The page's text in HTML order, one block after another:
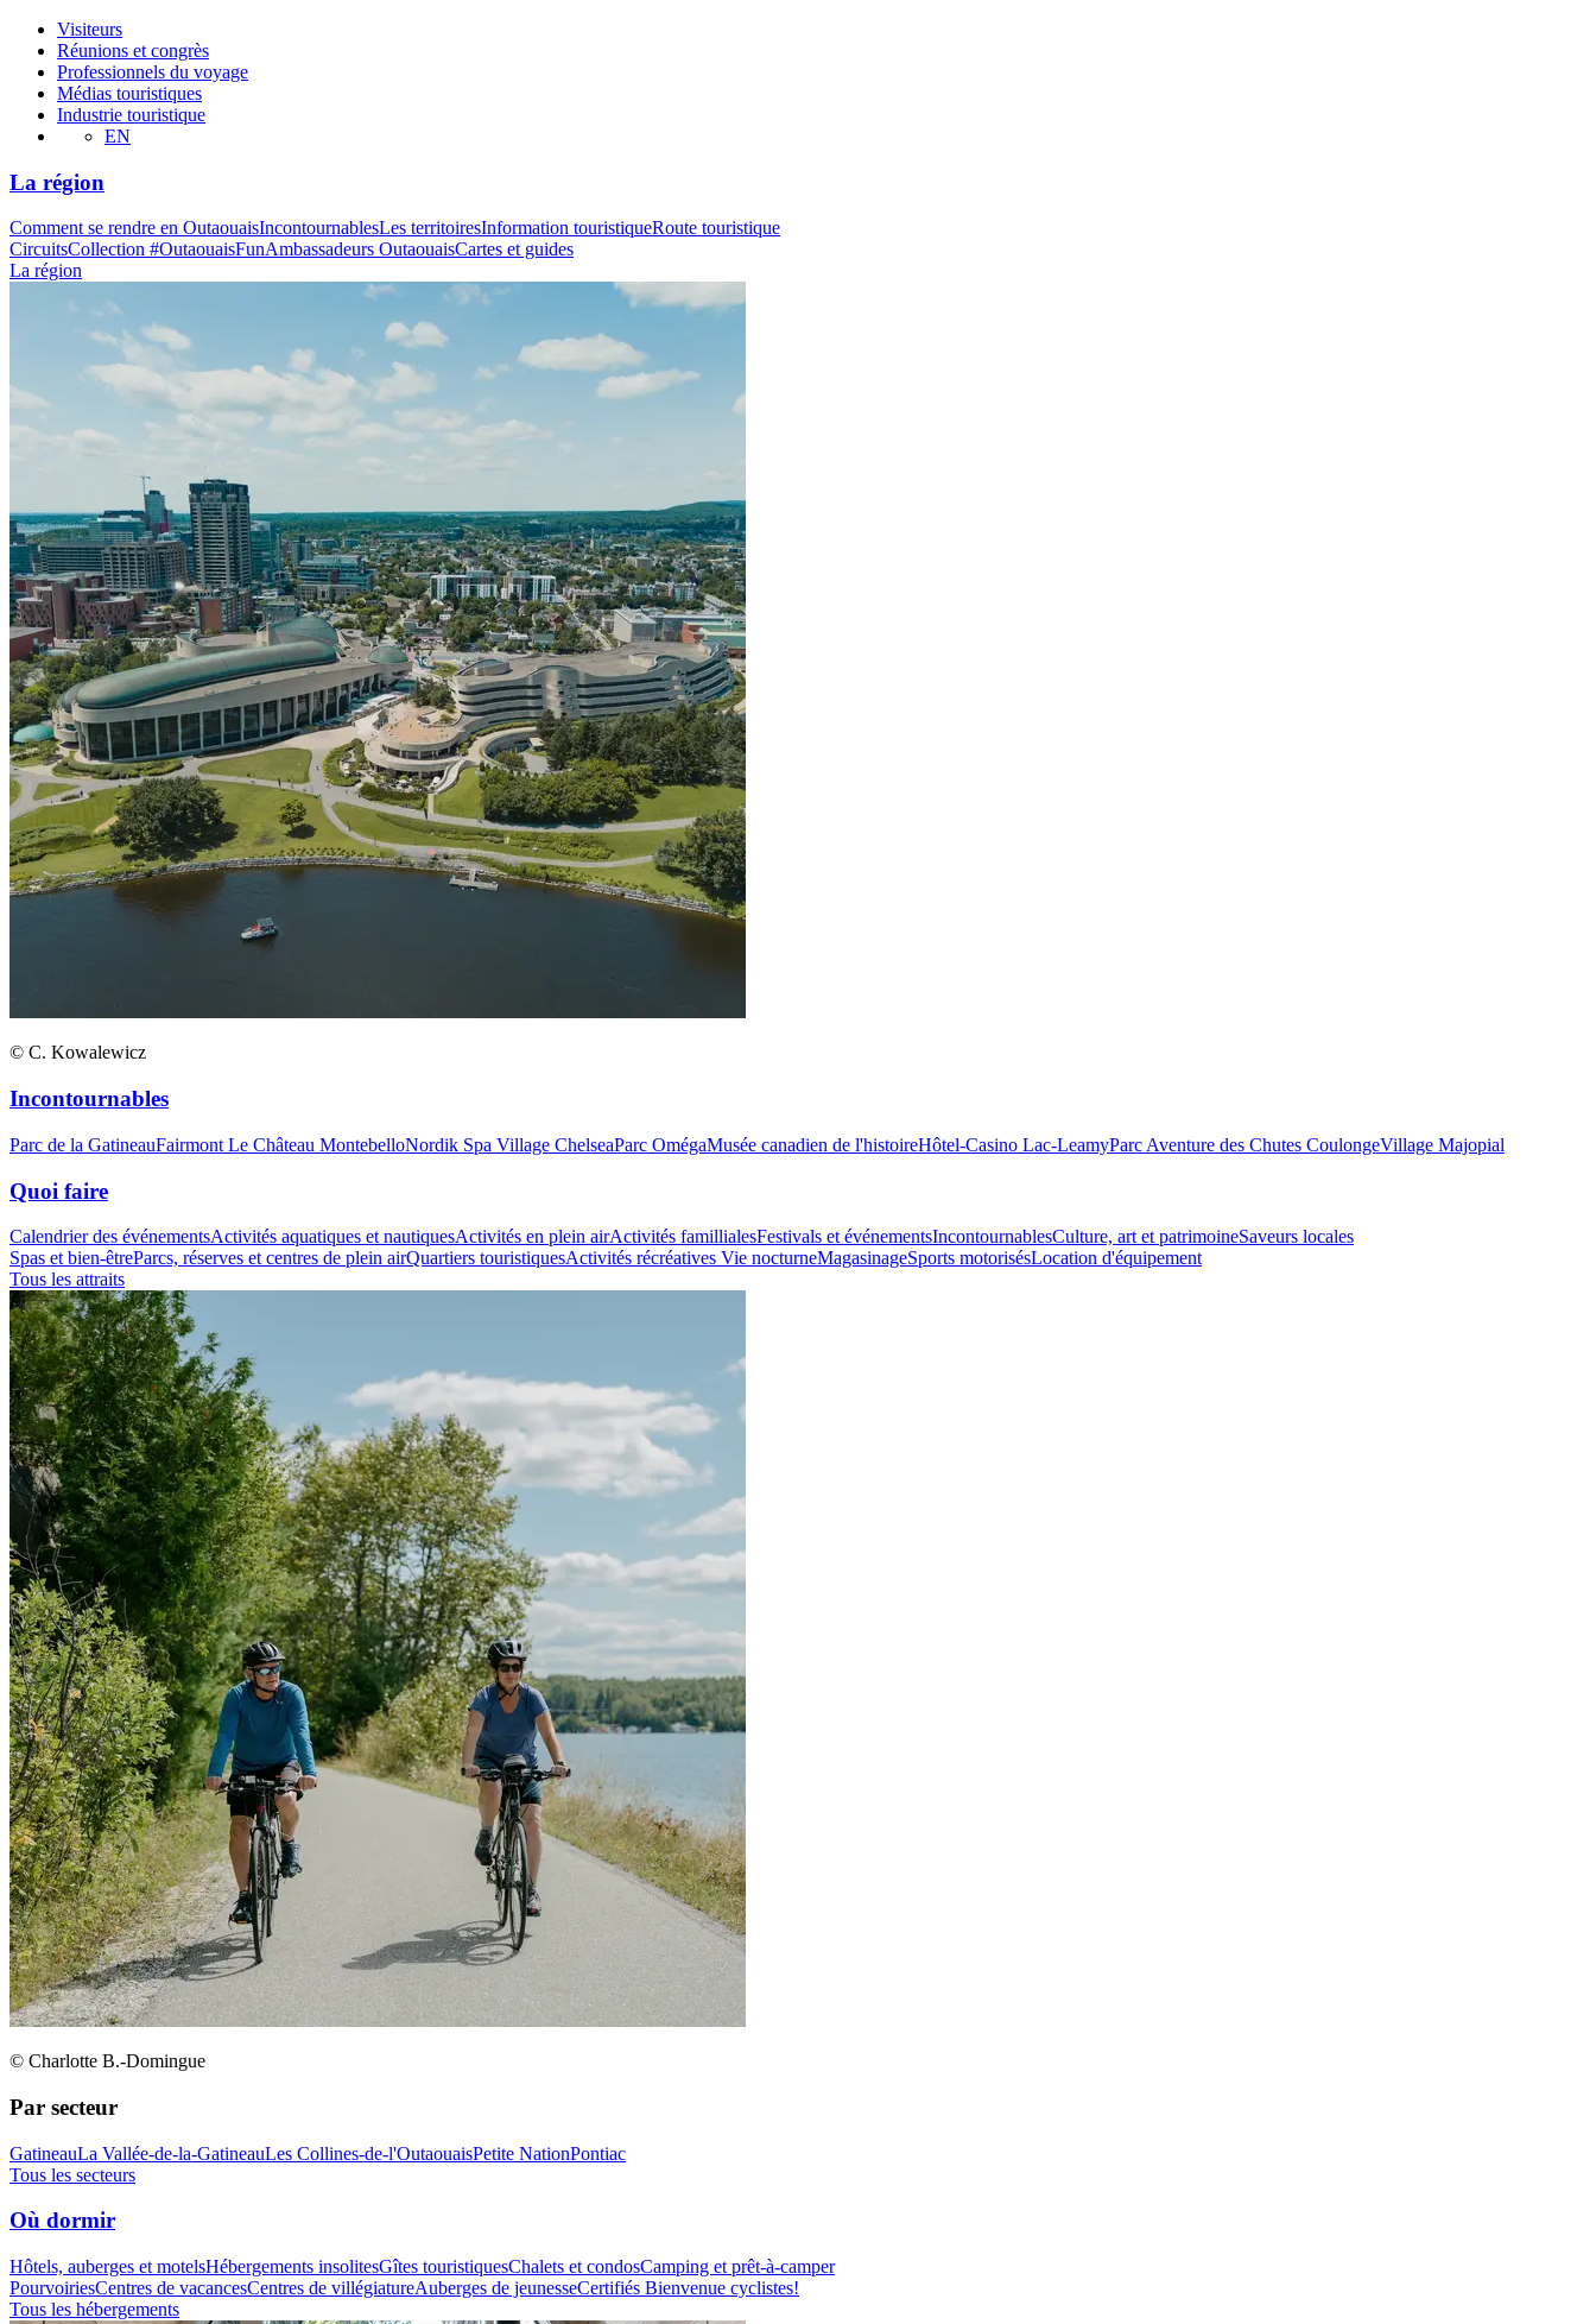
Visiteurs
Réunions et congrès
Professionnels du voyage
Médias touristiques
Industrie touristique
EN
La région
Comment se rendre en OutaouaisIncontournablesLes territoiresInformation touristiqueRoute touristique
CircuitsCollection #OutaouaisFunAmbassadeurs OutaouaisCartes et guides
La région
© C. Kowalewicz
Incontournables
Parc de la GatineauFairmont Le Château MontebelloNordik Spa Village ChelseaParc OmégaMusée canadien de l'histoireHôtel-Casino Lac-LeamyParc Aventure des Chutes CoulongeVillage Majopial
Quoi faire
Calendrier des événementsActivités aquatiques et nautiquesActivités en plein airActivités famillialesFestivals et événementsIncontournablesCulture, art et patrimoineSaveurs locales
Spas et bien-êtreParcs, réserves et centres de plein airQuartiers touristiquesActivités récréatives Vie nocturneMagasinageSports motorisésLocation d'équipement
Tous les attraits
© Charlotte B.-Domingue
Par secteur
GatineauLa Vallée-de-la-GatineauLes Collines-de-l'OutaouaisPetite NationPontiac
Tous les secteurs
Où dormir
Hôtels, auberges et motelsHébergements insolitesGîtes touristiquesChalets et condosCamping et prêt-à-camper
PourvoiriesCentres de vacancesCentres de villégiatureAuberges de jeunesseCertifiés Bienvenue cyclistes!
Tous les hébergements